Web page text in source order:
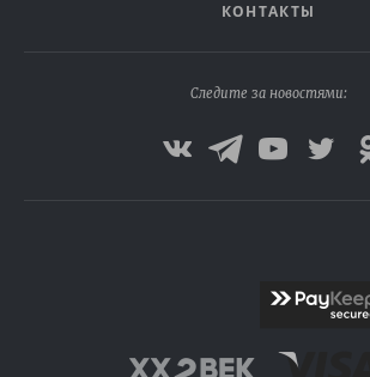
КОНТАКТЫ
Следите за новостями: